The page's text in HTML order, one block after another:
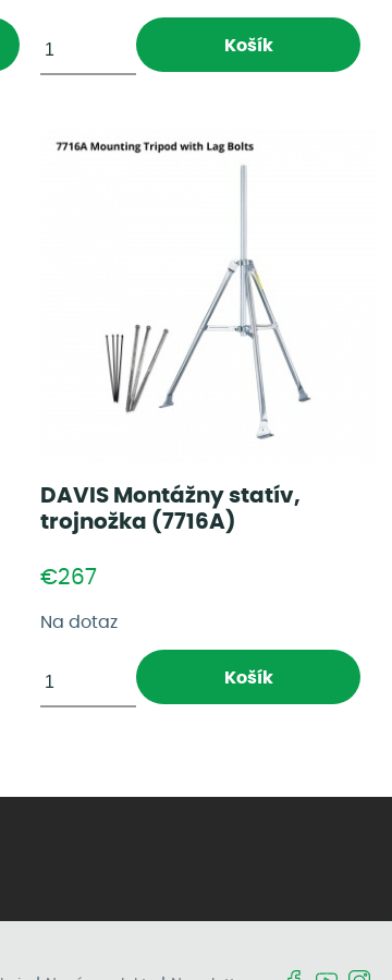
Košík
DAVIS Montážny statív,
trojnožka (7716A)
€267
Na dotaz
Košík